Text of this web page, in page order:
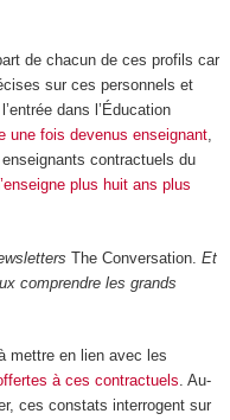
de chacun de ces profils car
sur ces personnels et
dans l’Éducation
une fois devenus enseignant,
contractuels du
plus huit ans plus
The Conversation. Et
comprendre les grands
mettre en lien avec les
à ces contractuels. Au-
ces constats interrogent sur